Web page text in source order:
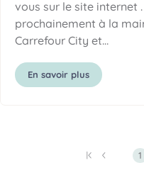
vous sur le site internet
prochainement à la
Carrefour City et…
En savoir plus
Première page
Page précédente1